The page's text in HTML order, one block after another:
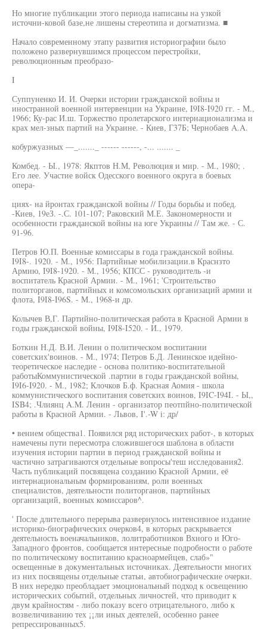
Но многие публикации этого периода написаны на узкой
источни-ковой базе,не лишены стереотипа и догматизма. ■
Начало современному этапу развития историографии было
положено развернувшимся процессом перестройки,
революционным преобразо-
I
Суппуненко И. И. Очерки истории гражданской войны и
иностранной военной интервенции на Украине, I9I8-I920 гг. - М.,
1966; Ку-рас И.ш. Торжество пролетарского интернационализма и
крах мел-зных партий на Украине. - Киев, Г37Б; Чернобаев A.A.
кобуржуазных —_......._ ------ ------, -... ....... _
Комбед. - Ы., 1978: Якптов Н.М, Революция и мир. - М., 1980; .
Его лее. Участие войск Одесского военного округа в боевых
опера-
циях- на йронтах гражданской войны // Годы борьбы и побед.
-Киев, 19еЗ. -.С. 101-107; Раковский М.Е. Закономерности и
особенности гражданской войны на юге Украины // Там же. - С.
91-96.
Петров Ю.П. Военные комиссары в года гражданской войны.
I9I8-. 1920. - М., 1956: Партийные мобилизации.в Краснзто
Армию, I9I8-1920. - М., 1956; КПСС - руководитель -и
воспитатель Красной Армии. - М., 1961; 'Строительство
политорганов, партийных и комсомольских организаций армии и
флота, I9I8-I96S. - М., 1968-и др.
Колычев В,Г. Партийно-политическая работа в Красной Армии в
годы гражданской войны, I9I8-I520. - И., 1979.
Боткин Н.Д. В.И. Ленин о политическом воспитании
советских'воинов. - М., 1974; Петров Б.Д. Ленинское идейно-
теоретическое наследие - основа политико-воспитательной
работыКоммунистической .партии в годы гражданской войны,
I9I6-I920. - М., 1982; Клочков Б.ф. Красная Аомия - школа
коммунистического воспитания советских воинов, I9IC-I94I. - Ы,,
ISB4; .Члиянц A.M. Ленин - организатор пеотпйно-политической
работы в Красной Армии. - Львов, I'.-W i: др/
• вением общества1. Появился ряд исторических работ-, в которых
намечены пути пересмотра сложившегося шаблона в области
изучения истории партии в период гражданской войны и
частично затрагиваются отдельные вопросы'теш исследования2.
Часть публикаций посвящена созданию Красной Армии, её
интернациональным формированиям, роли военных
специалистов, деятельности политорганов, партийных
организаций, военных комиссаров^.
' После длительного перерыва развернулось интенсивное издание
историко-биографических очерков4, в которых раскрывается
деятельность военачальников, лолитработников Вхного и Юго-
Западного фронтов, сообщается интересные подробности о работе
по политическому воспитанию красноармейцев, слаб»"
освещенные в документальных источниках. Деятельности многих
из них посвящены отдельные статьи, автобиографические очерки.
В них нередко преобладает эмоциональный подход к освещению
исторических событий, отдельных личностей, что приводит к
двум крайностям - либо показу всего отрицательного, либо к
возвеличиванию тех ¡¡ли иных деятелей, особенно ранее
репрессированных5.